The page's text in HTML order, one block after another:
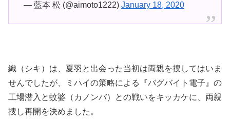
— 藍本 松 (@aimoto1222) January 18, 2020
織（シキ）は、夏羽と出会った当初は両親を捜してはいま
せんでしたが、ミハイの策略による『バグバイト電子』の
工場潜入と蚊婆（カノンバ）との戦いをキッカケに、両親
捜し再開を決めました。